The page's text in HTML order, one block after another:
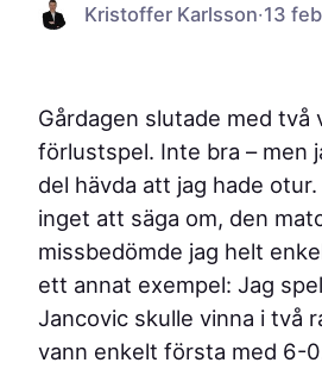
Kristoffer Karlsson·13
Gårdagen slutade med två
förlustspel. Inte bra – men
del hävda att jag hade
inget att säga om, den
missbedömde jag helt
ett annat exempel: Jag
Jancovic skulle vinna i två
vann enkelt första med 6-